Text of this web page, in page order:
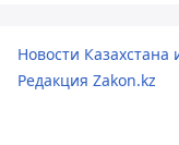
Новости Казахстана
Редакция Zakon.kz